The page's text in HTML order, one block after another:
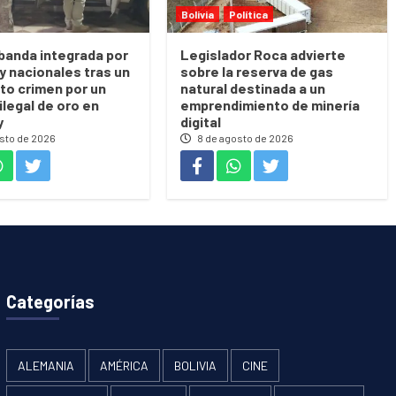
integrada por
nacionales tras un
crimen por un
de oro en
de 2026
Bolivia Política
Legislador Roca advierte
sobre la reserva de gas
natural destinada a un
emprendimiento de minería
digital
8 de agosto de 2026
Categorías
ALEMANIA AMÉRICA BOLIVIA CINE